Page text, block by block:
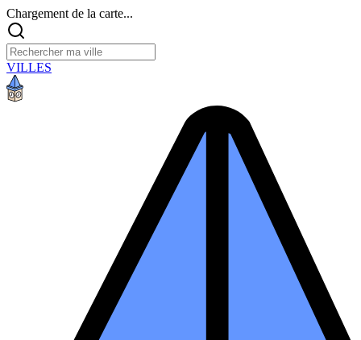
Chargement de la carte...
VILLES